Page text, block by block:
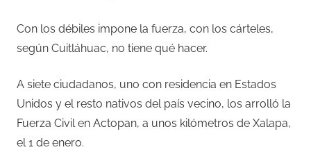
Con los débiles impone la fuerza, con los cárteles,
según Cuitláhuac, no tiene qué hacer.
A siete ciudadanos, uno con residencia en Estados
Unidos y el resto nativos del país vecino, los arrolló la
Fuerza Civil en Actopan, a unos kilómetros de Xalapa,
el 1 de enero.